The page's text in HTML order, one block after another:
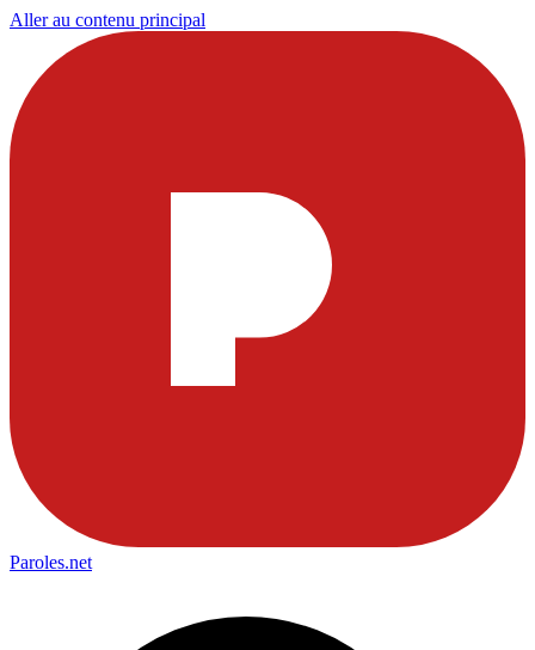
Aller au contenu principal
Paroles.net